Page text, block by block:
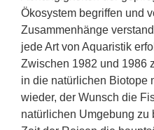
Ökosystem begriffen und
Zusammenhänge
jede Art von Aquaristik
Zwischen 1982 und 1986
in die natürlichen Biotope
wieder, der Wunsch die
natürlichen Umgebung zu